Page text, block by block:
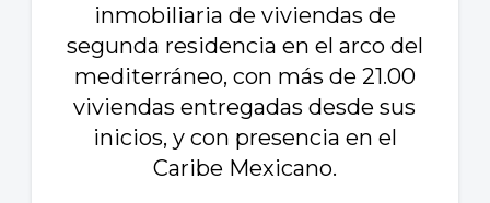
inmobiliaria de viviendas de
segunda residencia en el arco del
mediterráneo, con más de 21.00
viviendas entregadas desde sus
inicios, y con presencia en el
Caribe Mexicano.